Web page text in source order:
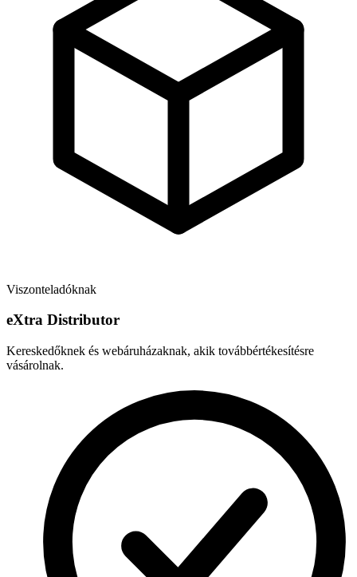
Viszonteladóknak
eXtra Distributor
Kereskedőknek és webáruházaknak, akik továbbértékesítésre
vásárolnak.